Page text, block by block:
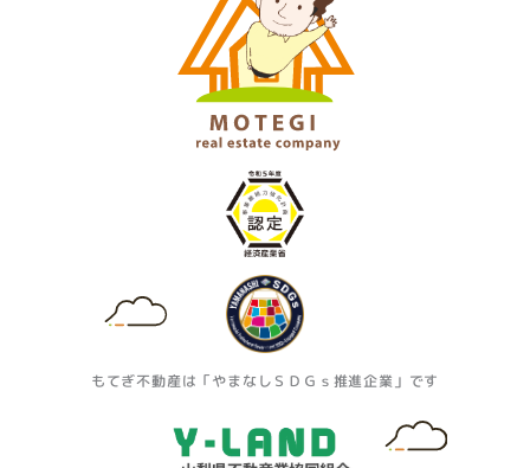
a
m
もてぎ不動産は「やまなしＳＤＧｓ推進企業」です